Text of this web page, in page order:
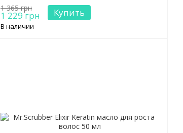
1 365 грн
1 229 грн Купить
В наличии